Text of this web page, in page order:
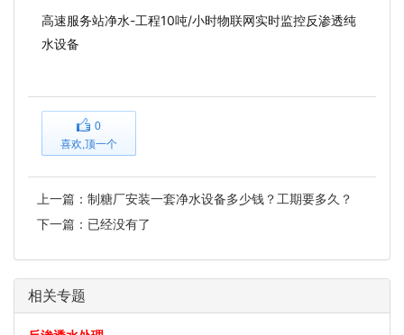
高速服务站净水-工程10吨/小时物联网实时监控反渗透纯
水设备
0
喜欢,顶一个
上一篇： 制糖厂安装一套净水设备多少钱？工期要多久？
下一篇：已经没有了
相关专题